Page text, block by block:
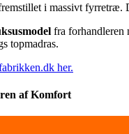
i massivt fyrretræ.
fra forhandleren
topmadras.
her.
af Komfort